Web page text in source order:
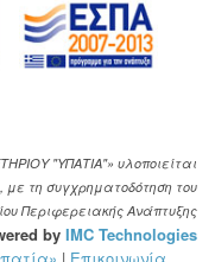
"ΥΠΑΤΙΑ"» υλοποιείται
με τη συγχρηματοδότηση του
Περιφερειακής Ανάπτυξης
by IMC Technologies